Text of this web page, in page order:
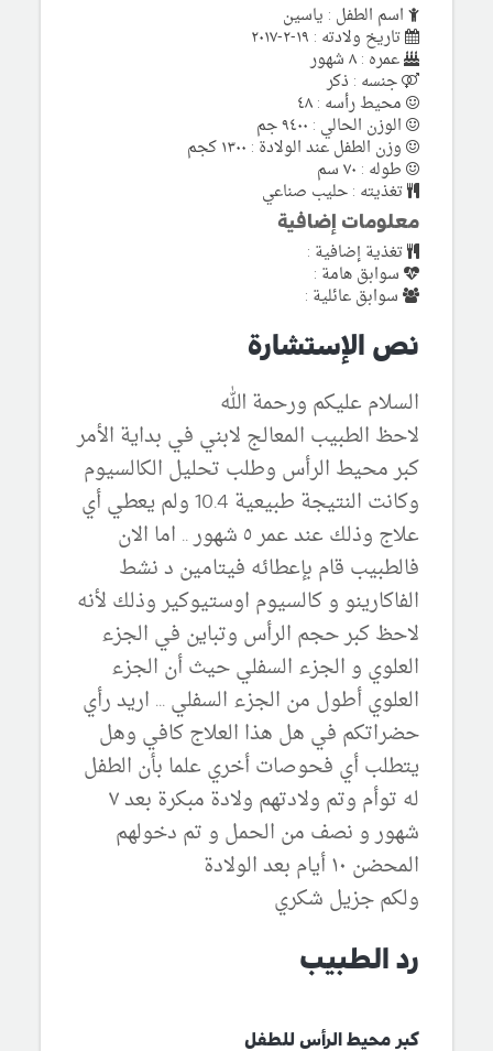
اسم الطفل : ياسين
تاريخ ولادته : ١٩-٢-٢٠١٧
عمره : ٨ شهور
جنسه : ذكر
محيط رأسه : ٤٨
الوزن الحالي : ٩٤٠٠ جم
وزن الطفل عند الولادة : ١٣٠٠ كجم
طوله : ٧٠ سم
تغذيته : حليب صناعي
معلومات إضافية
تغذية إضافية :
سوابق هامة :
سوابق عائلية :
نص الإستشارة
السلام عليكم ورحمة الله
لاحظ الطبيب المعالج لابني في بداية الأمر
كبر محيط الرأس وطلب تحليل الكالسيوم
وكانت النتيجة طبيعية 10.4 ولم يعطي أي
علاج وذلك عند عمر ٥ شهور .. اما الان
فالطبيب قام بإعطائه فيتامين د نشط
الفاكارينو و كالسيوم اوستيوكير وذلك لأنه
لاحظ كبر حجم الرأس وتباين في الجزء
العلوي و الجزء السفلي حيث أن الجزء
العلوي أطول من الجزء السفلي ... اريد رأي
حضراتكم في هل هذا العلاج كافي وهل
يتطلب أي فحوصات أخري علما بأن الطفل
له توأم وتم ولادتهم ولادة مبكرة بعد ٧
شهور و نصف من الحمل و تم دخولهم
المحضن ١٠ أيام بعد الولادة
ولكم جزيل شكري
رد الطبيب
كبر محيط الرأس للطفل